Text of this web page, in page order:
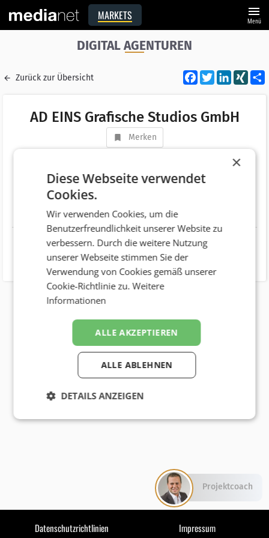
MARKETS menu
Menü
DIGITAL AGENTUREN
Zurück zur Übersicht Facebook
Twitter XING
AD EINS Grafische Studios GmbH
Merken
AT 4040 Linz
Telefonnummer +43 (732) 701440
Website http://www.adeins.at
Datenschutzrichtlinien Impressum
×
Diese Webseite verwendet
Cookies.
Wir verwenden Cookies, um die
Benutzerfreundlichkeit unserer Website zu
verbessern. Durch die weitere Nutzung
unserer Webseite stimmen Sie der
Verwendung von Cookies gemäß unserer
Cookie-Richtlinie zu.Weitere
Informationen
ALLE AKZEPTIEREN
ALLE ABLEHNEN
DETAILS ANZEIGEN
Projektcoach